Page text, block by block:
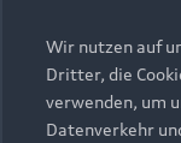
Alle Modelle
Modelle
Kaufen &
Neuwagensuche
Service &
Wir nutzen auf
Dritter, die
verwenden, um
Datenverkehr